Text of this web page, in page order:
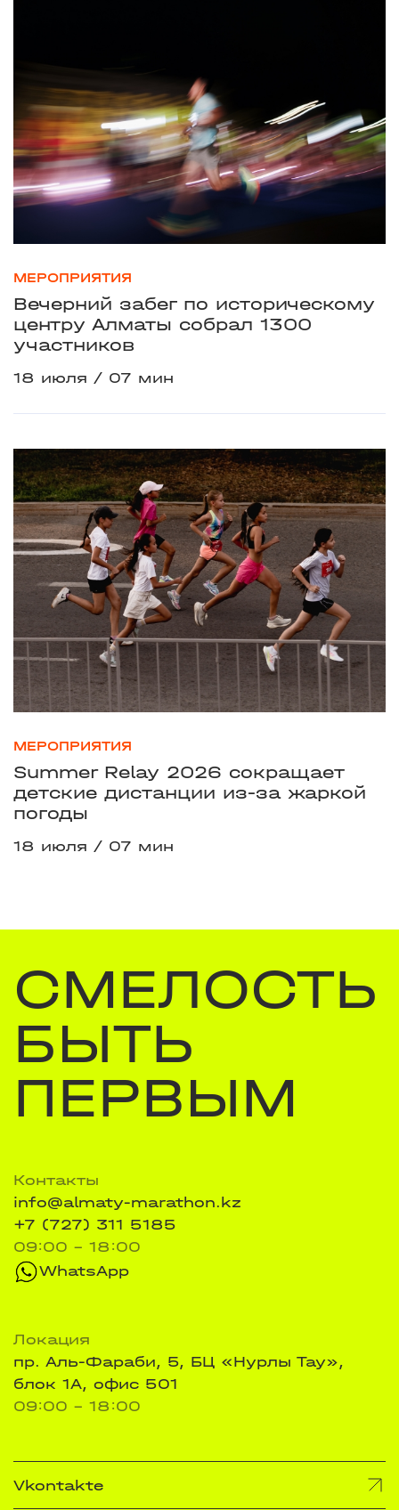
МЕРОПРИЯТИЯ
Вечерний забег по историческому
центру Алматы собрал 1300
участников
18 июля 07 мин
МЕРОПРИЯТИЯ
Summer Relay 2026 сокращает
детские дистанции из-за жаркой
погоды
18 июля 07 мин
СМЕЛОСТЬ
БЫТЬ
ПЕРВЫМ
Контакты
info@almaty-marathon.kz
+7 (727) 311 5185
09:00 - 18:00
WhatsApp
Локация
пр. Аль-Фараби, 5, БЦ «Нурлы Тау»,
блок 1А, офис 501
09:00 - 18:00
Vkontakte